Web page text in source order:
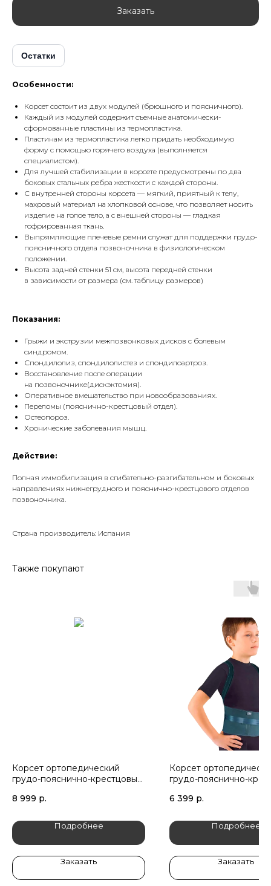
Заказать
Остатки
Особенности:
Корсет состоит из двух модулей (брюшного и поясничного).
Каждый из модулей содержит съемные анатомически-
сформованные пластины из термопластика.
Пластинам из термопластика легко придать необходимую
форму с помощью горячего воздуха (выполняется
специалистом).
Для лучшей стабилизации в корсете предусмотрены по два
боковых стальных ребра жесткости с каждой стороны.
С внутренней стороны корсета — мягкий, приятный к телу,
махровый материал на хлопковой основе, что позволяет носить
изделие на голое тело, а с внешней стороны — гладкая
гофрированная ткань.
Выпрямляющие плечевые ремни служат для поддержки грудо-
поясничного отдела позвоночника в физиологическом
положении.
Высота задней стенки 51 см, высота передней стенки
в зависимости от размера (см. таблицу размеров)
Показания:
Грыжи и экструзии межпозвонковых дисков с болевым
синдромом.
Спондилолиз, спондилолистез и спондилоартроз.
Восстановление после операции
на позвоночнике(дискэктомия).
Оперативное вмешательство при новообразованиях.
Переломы (пояснично-крестцовый отдел).
Остеопороз.
Хронические заболевания мышц.
Действие:
Полная иммобилизация в сгибательно-разгибательном и боковых
направлениях нижнегрудного и пояснично-крестцового отделов
позвоночника.
Страна производитель: Испания
Также покупают
Корсет ортопедический
грудо-пояснично-крестцовый
детский
8 999 р.
Подробнее
Заказать
Корсет
грудо-пояснично-
детский
6 399 р.
Подробнее
Заказать